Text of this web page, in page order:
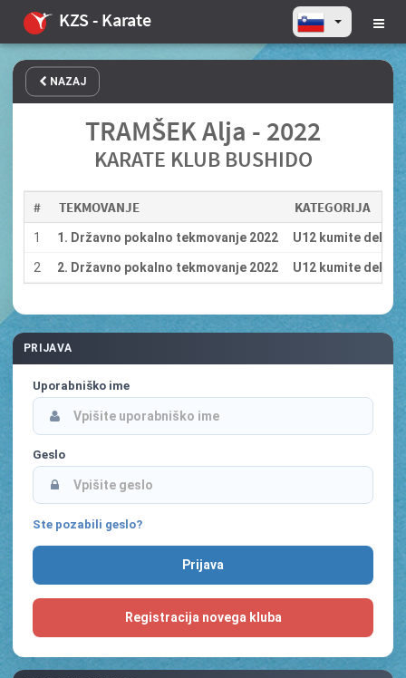
KZS - Karate
NAZAJ
TRAMŠEK Alja - 2022
KARATE KLUB BUSHIDO
# TEKMOVANJE KATEGORIJA
1 1. Državno pokalno tekmovanje 2022 U12 kumite
2 2. Državno pokalno tekmovanje 2022 U12 kumite
PRIJAVA
Uporabniško ime
Geslo
Ste pozabili geslo?
Registracija novega kluba